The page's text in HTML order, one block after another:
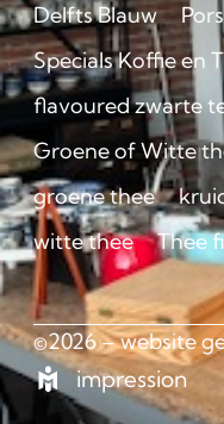
Delfts Blauw
Specials Koffie en
flavoured zwarte
Groene of Witte
groene thee
witte thee
Thee
©2026 – website
impression